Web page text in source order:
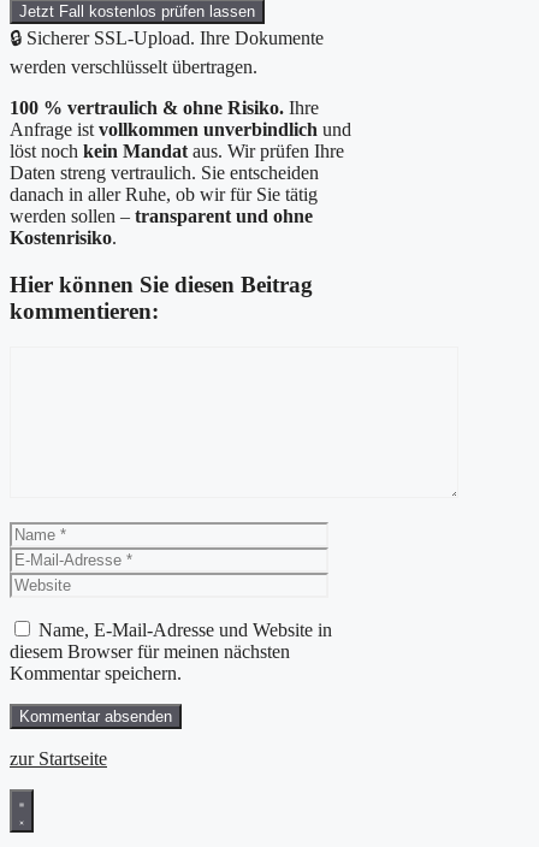
Jetzt Fall kostenlos prüfen lassen
🔒 Sicherer SSL-Upload. Ihre Dokumente
werden verschlüsselt übertragen.
100 % vertraulich & ohne Risiko. Ihre
Anfrage ist vollkommen unverbindlich und
löst noch kein Mandat aus. Wir prüfen Ihre
Daten streng vertraulich. Sie entscheiden
danach in aller Ruhe, ob wir für Sie tätig
werden sollen – transparent und ohne
Kostenrisiko.
Hier können Sie diesen Beitrag
kommentieren:
Name
Mail-
Adresse
Name, E-Mail-Adresse und Website in
diesem Browser für meinen nächsten
Kommentar speichern.
zur Startseite